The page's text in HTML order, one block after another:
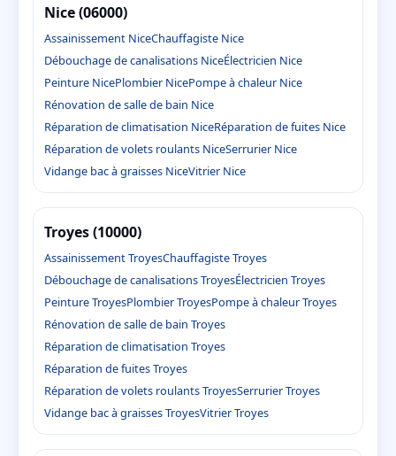
Nice (06000)
Assainissement NiceChauffagiste Nice
Débouchage de canalisations NiceÉlectricien Nice
Peinture NicePlombier NicePompe à chaleur Nice
Rénovation de salle de bain Nice
Réparation de climatisation NiceRéparation de fuites Nice
Réparation de volets roulants NiceSerrurier Nice
Vidange bac à graisses NiceVitrier Nice
Troyes (10000)
Assainissement TroyesChauffagiste Troyes
Débouchage de canalisations TroyesÉlectricien Troyes
Peinture TroyesPlombier TroyesPompe à chaleur Troyes
Rénovation de salle de bain Troyes
Réparation de climatisation Troyes
Réparation de fuites Troyes
Réparation de volets roulants TroyesSerrurier Troyes
Vidange bac à graisses TroyesVitrier Troyes